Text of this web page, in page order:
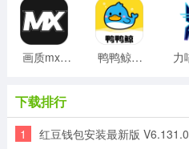
画质mxpro工具最新版 鸭鸭鲸云手机客户端
下载排行
1 红豆钱包安装最新版 V6.131.0